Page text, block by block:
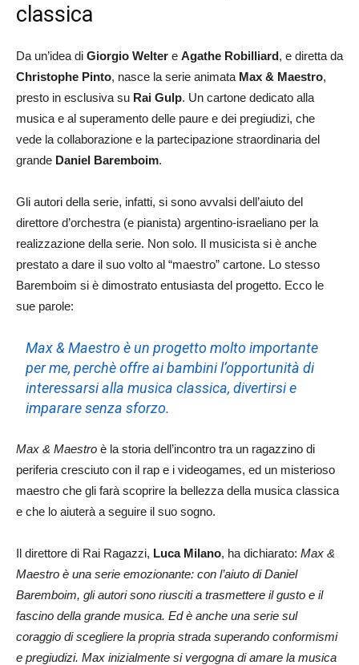
classica
Da un’idea di Giorgio Welter e Agathe Robilliard, e diretta da
Christophe Pinto, nasce la serie animata Max & Maestro,
presto in esclusiva su Rai Gulp. Un cartone dedicato alla
musica e al superamento delle paure e dei pregiudizi, che
vede la collaborazione e la partecipazione straordinaria del
grande Daniel Baremboim.
Gli autori della serie, infatti, si sono avvalsi dell’aiuto del
direttore d’orchestra (e pianista) argentino-israeliano per la
realizzazione della serie. Non solo. Il musicista si è anche
prestato a dare il suo volto al “maestro” cartone. Lo stesso
Baremboim si è dimostrato entusiasta del progetto. Ecco le
sue parole:
Max & Maestro è un progetto molto importante
per me, perchè offre ai bambini l’opportunità di
interessarsi alla musica classica, divertirsi e
imparare senza sforzo.
Max & Maestro è la storia dell’incontro tra un ragazzino di
periferia cresciuto con il rap e i videogames, ed un misterioso
maestro che gli farà scoprire la bellezza della musica classica
e che lo aiuterà a seguire il suo sogno.
Il direttore di Rai Ragazzi, Luca Milano, ha dichiarato: Max &
Maestro è una serie emozionante: con l’aiuto di Daniel
Baremboim, gli autori sono riusciti a trasmettere il gusto e il
fascino della grande musica. Ed è anche una serie sul
coraggio di scegliere la propria strada superando conformismi
e pregiudizi. Max inizialmente si vergogna di amare la musica